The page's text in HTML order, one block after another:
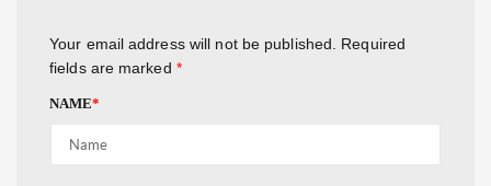
Your email address will not be published. Required
fields are marked *
NAME*